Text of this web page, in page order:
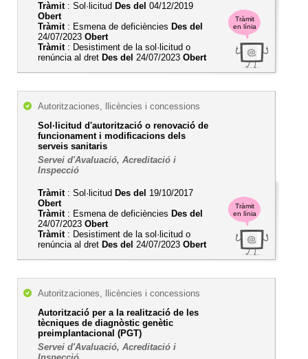
Tràmit
en línia
Tràmit: Sol·licitud Des del 04/12/2019
Obert
Tràmit: Esmena de deficiències Des del
24/07/2023 Obert
Tràmit: Desistiment de la sol·licitud o
renúncia al dret Des del 24/07/2023 Obert
Tràmit
en línia
Autoritzaciones, llicències i concessions
Sol·licitud d'autorització o renovació de
funcionament i modificacions dels
serveis sanitaris
Servei d'Avaluació, Acreditació i
Inspecció
Tràmit: Sol·licitud Des del 19/10/2017
Obert
Tràmit: Esmena de deficiències Des del
24/07/2023 Obert
Tràmit: Desistiment de la sol·licitud o
renúncia al dret Des del 24/07/2023 Obert
Autoritzaciones, llicències i concessions
Autorització per a la realització de les
tècniques de diagnòstic genètic
preimplantacional (PGT)
Servei d'Avaluació, Acreditació i